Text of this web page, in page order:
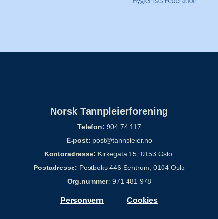
Norsk Tannpleierforening
Telefon: 904 74 117
E-post: post@tannpleier.no
Kontoradresse: Kirkegata 15, 0153 Oslo
Postadresse: Postboks 446 Sentrum, 0104 Oslo
Org.nummer: 971 481 978
Personvern Cookies